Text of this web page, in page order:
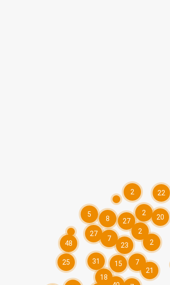
31
8
15
48
22
25
21
27 20
18
23
27
5
7
2
2
7 2
2